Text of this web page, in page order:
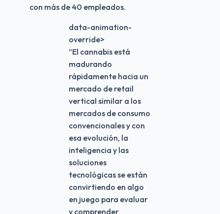
con más de 40 empleados.
data-animation-
override>
“El cannabis está
madurando
rápidamente hacia un
mercado de retail
vertical similar a los
mercados de consumo
convencionales y con
esa evolución, la
inteligencia y las
soluciones
tecnológicas se están
convirtiendo en algo
en juego para evaluar
y comprender